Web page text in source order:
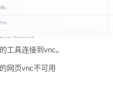
工具连接到vnc。
网页vnc不可用